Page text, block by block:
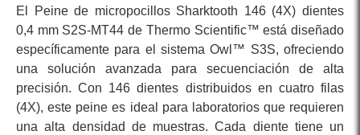
El Peine de micropocillos Sharktooth 146 (4X) dientes
0,4 mm S2S-MT44 de Thermo Scientific™ está diseñado
específicamente para el sistema Owl™ S3S, ofreciendo
una solución avanzada para secuenciación de alta
precisión. Con 146 dientes distribuidos en cuatro filas
(4X), este peine es ideal para laboratorios que requieren
una alta densidad de muestras. Cada diente tiene un